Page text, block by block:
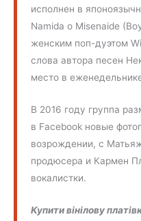
исполнен в
Namida o Misenaide
женским поп-дуэтом
слова автора песен
место в
В 2016 году группа
в Facebook новые
возрождении, с
продюсера и Кармен
вокалистки.
Купити вінілову